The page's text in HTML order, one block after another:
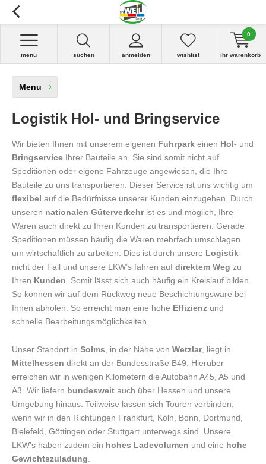
suchen anmelden
menu wishlist ihr warenkorb
0
Menu
Logistik Hol- und Bringservice
Wir bieten Ihnen mit unserem eigenen Fuhrpark einen Hol- und
Bringservice Ihrer Bauteile an. Sie sind somit nicht auf
Speditionen oder eigene Fahrzeuge angewiesen, die Ihre
Bauteile zu uns transportieren. Dieser Service ist uns wichtig um
flexibel auf die Bedürfnisse unserer Kunden einzugehen. Durch
unseren nationalen Güterverkehrist es und möglich, Ihre
Waren auch direkt zu Ihren Kunden zu transportieren. Gerade
Speditionen müssen häufig die Waren mehrfach umschlagen
um wirtschaftlich zu arbeiten. Dies ist durch unsere Logistik
nicht der Fall und unsere LKW’s fahren auf direktem Weg zu
Ihren Kunden . Somit lässt sich auch häufig ein Kreislauf bilden.
So können wir auf dem Rückweg neue Beschichtungsware bei
Ihnen abholen. So erreicht man eine hohe Effizienz und
schnelle Bearbeitungsmöglichkeiten.
Unser Standort in Solms , in der Nähe von Wetzlar, liegt in
Mittelhessen direkt an der Bundesstraße B49. Hierüber
erreichen wir in wenigen Kilometern die Autobahn A45, A5 und
A3. Wir liefern bundesweit auch über Hessen und unsere
Umgebung hinaus. Teilweise lassen sich Touren verbinden,
wenn wir in den Richtungen Frankfurt, Köln, Bonn, Dortmund,
Bielefeld, Göttingen oder Stuttgart unterwegs sind. Unsere
LKW’s haben zudem ein hohes Ladevolumen und eine hohe
Gewichtszuladung